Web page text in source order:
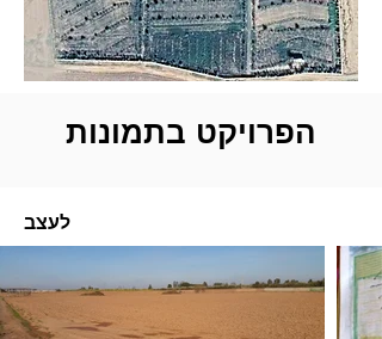
הפרויקט בתמונות
לעצב